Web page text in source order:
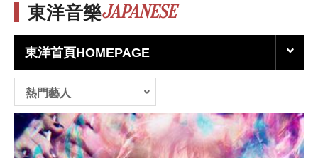
東洋音樂JAPANESE
東洋首頁HOMEPAGE
熱門藝人